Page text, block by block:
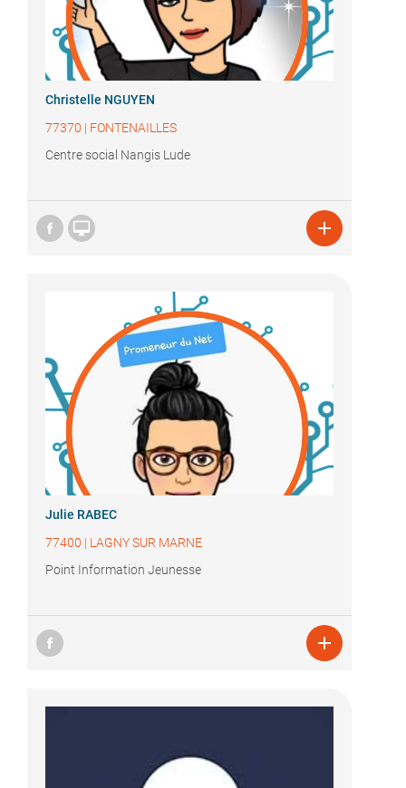
Christelle NGUYEN
77370 | FONTENAILLES
Centre social Nangis Lude
 
Julie RABEC
77400 | LAGNY SUR MARNE
Point Information Jeunesse
